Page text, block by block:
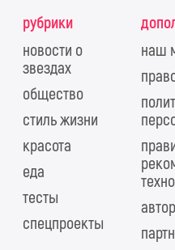
рубрики
новости о
звездах
общество
стиль жизни
красота
еда
тесты
спецпроекты
наш